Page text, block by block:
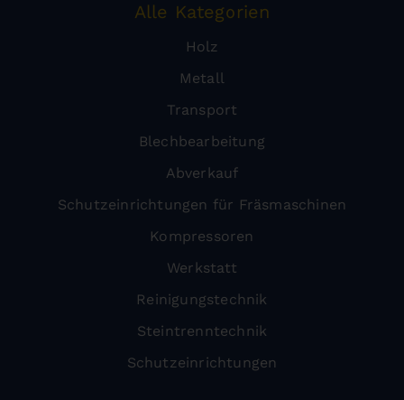
Alle Kategorien
Holz
Metall
Transport
Blechbearbeitung
Abverkauf
Schutzeinrichtungen für Fräsmaschinen
Kompressoren
Werkstatt
Reinigungstechnik
Steintrenntechnik
Schutzeinrichtungen